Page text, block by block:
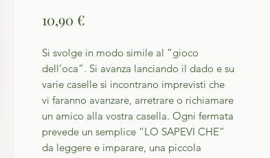
10,90 €
Si svolge in modo simile al “gioco
dell’oca”. Si avanza lanciando il dado e su
varie caselle si incontrano imprevisti che
vi faranno avanzare, arretrare o richiamare
un amico alla vostra casella. Ogni fermata
prevede un semplice “LO SAPEVI CHE”
da leggere e imparare, una piccola